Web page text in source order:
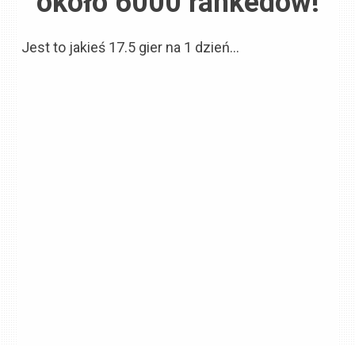
Jest to jakieś 17.5 gier na 1 dzień…